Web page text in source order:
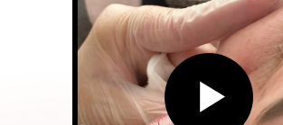
Примеры до / после